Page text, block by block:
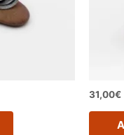
31,00€